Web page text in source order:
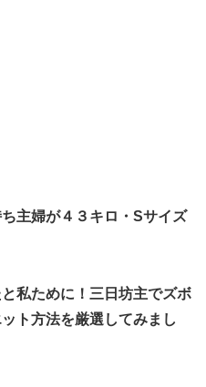
主婦が４３キロ・Sサイズ
私ために！三日坊主でズボ
ト方法を厳選してみまし